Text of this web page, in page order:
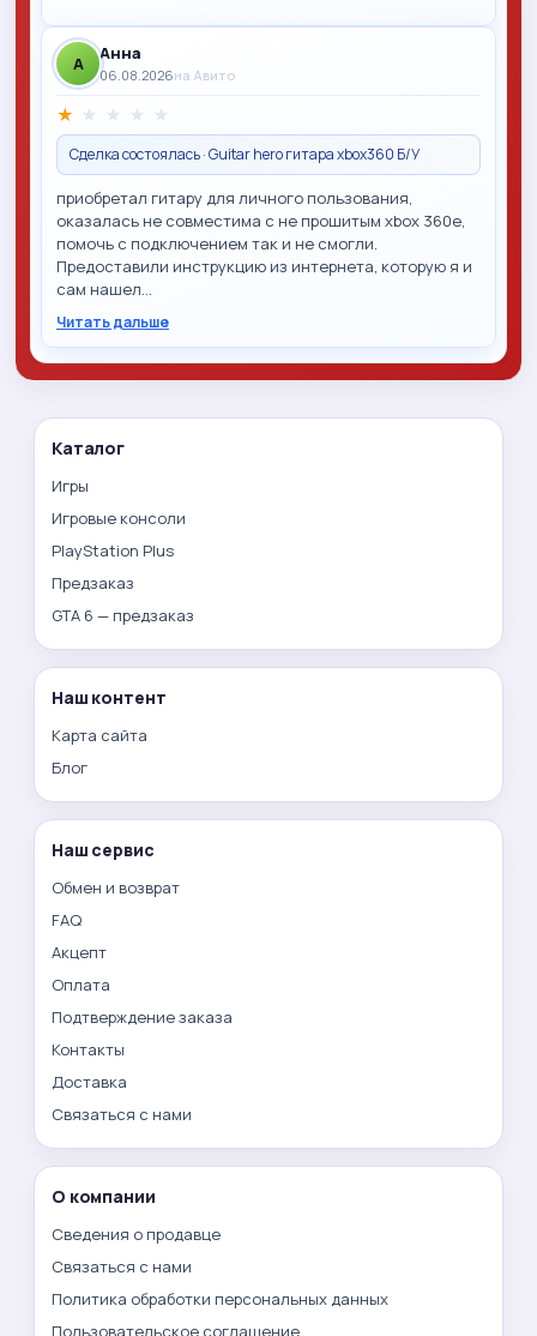
A Анна
06.08.2026на Авито
★ ★ ★ ★ ★
Сделка состоялась · Guitar hero гитара xbox360 Б/У
приобретал гитару для личного пользования,
оказалась не совместима с не прошитым xbox 360e,
помочь с подключением так и не смогли.
Предоставили инструкцию из интернета, которую я и
сам нашел…
Читать дальше
Каталог
Игры
Игровые консоли
PlayStation Plus
Предзаказ
GTA 6 — предзаказ
Наш контент
Карта сайта
Блог
Наш сервис
Обмен и возврат
FAQ
Акцепт
Оплата
Подтверждение заказа
Контакты
Доставка
Связаться с нами
О компании
Сведения о продавце
Связаться с нами
Политика обработки персональных данных
Пользовательское соглашение